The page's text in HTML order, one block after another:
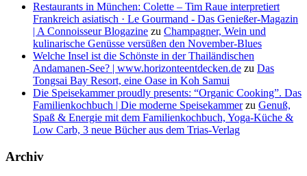
Restaurants in München: Colette – Tim Raue interpretiert
Frankreich asiatisch · Le Gourmand - Das Genießer-Magazin
| A Connoisseur Blogazine zu Champagner, Wein und
kulinarische Genüsse versüßen den November-Blues
Welche Insel ist die Schönste in der Thailändischen
Andamanen-See? | www.horizonteentdecken.de zu Das
Tongsai Bay Resort, eine Oase in Koh Samui
Die Speisekammer proudly presents: “Organic Cooking”. Das
Familienkochbuch | Die moderne Speisekammerzu Genuß,
Spaß & Energie mit dem Familienkochbuch, Yoga-Küche &
Low Carb, 3 neue Bücher aus dem Trias-Verlag
Archiv